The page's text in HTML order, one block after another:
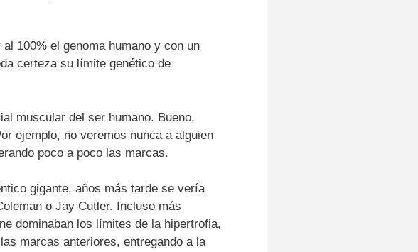
100% el genoma humano y con un
certeza su límite genético de
muscular del ser humano. Bueno,
ejemplo, no veremos nunca a alguien
poco a poco las marcas.
gigante, años más tarde se vería
o Jay Cutler. Incluso más
dominaban los límites de la hipertrofia,
marcas anteriores, entregando a la